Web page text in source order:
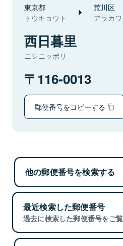
東京都
トウキョウト
荒川区
アラカワ
西日暮里
ニシニッポリ
116-0013
郵便番号をコピーする
他の郵便番号を検索する
最近検索した郵便番号
過去に検索した郵便番号をご